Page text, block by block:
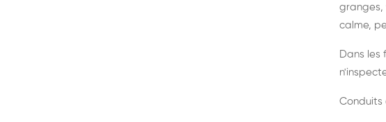
granges,
calme,
Dans les
Conduits